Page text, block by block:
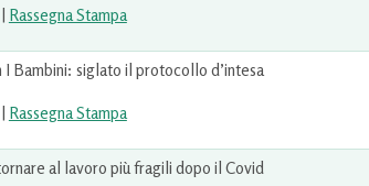
| Rassegna Stampa
I Bambini: siglato il protocollo d’intesa
| Rassegna Stampa
al lavoro più fragili dopo il Covid